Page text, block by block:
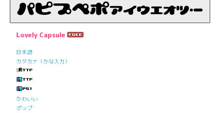
Lovely Capsule
日本語
カタカナ（かな入力）
かわいい
ポップ